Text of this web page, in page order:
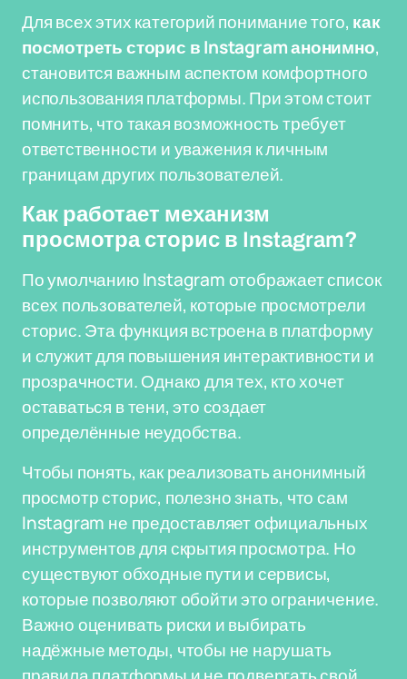
Для всех этих категорий понимание того, как
посмотреть сторис в Instagram анонимно,
становится важным аспектом комфортного
использования платформы. При этом стоит
помнить, что такая возможность требует
ответственности и уважения к личным
границам других пользователей.
Как работает механизм
просмотра сторис в Instagram?
По умолчанию Instagram отображает список
всех пользователей, которые просмотрели
сторис. Эта функция встроена в платформу
и служит для повышения интерактивности и
прозрачности. Однако для тех, кто хочет
оставаться в тени, это создает
определённые неудобства.
Чтобы понять, как реализовать анонимный
просмотр сторис, полезно знать, что сам
Instagram не предоставляет официальных
инструментов для скрытия просмотра. Но
существуют обходные пути и сервисы,
которые позволяют обойти это ограничение.
Важно оценивать риски и выбирать
надёжные методы, чтобы не нарушать